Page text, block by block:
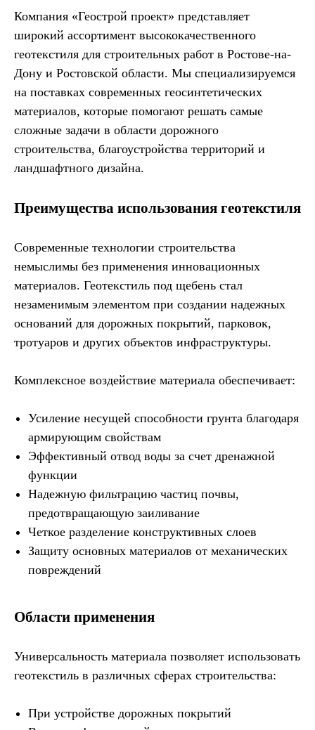
Компания «Геострой проект» представляет
широкий ассортимент высококачественного
геотекстиля для строительных работ в Ростове-на-
Дону и Ростовской области. Мы специализируемся
на поставках современных геосинтетических
материалов, которые помогают решать самые
сложные задачи в области дорожного
строительства, благоустройства территорий и
ландшафтного дизайна.
Преимущества использования геотекстиля
Современные технологии строительства
немыслимы без применения инновационных
материалов. Геотекстиль под щебень стал
незаменимым элементом при создании надежных
оснований для дорожных покрытий, парковок,
тротуаров и других объектов инфраструктуры.
Комплексное воздействие материала обеспечивает:
Усиление несущей способности грунта благодаря
армирующим свойствам
Эффективный отвод воды за счет дренажной
функции
Надежную фильтрацию частиц почвы,
предотвращающую заиливание
Четкое разделение конструктивных слоев
Защиту основных материалов от механических
повреждений
Области применения
Универсальность материала позволяет использовать
геотекстиль в различных сферах строительства:
При устройстве дорожных покрытий